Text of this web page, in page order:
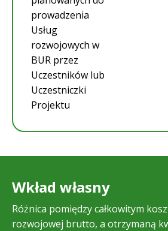
prowadzenia
Usług
rozwojowych w
BUR przez
Uczestników lub
Uczestniczki
Projektu
Wkład własny
Różnica pomiędzy całkowitym
rozwojowej brutto, a otrzymaną